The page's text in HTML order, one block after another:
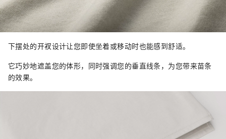
下摆处的开衩设计让您即使坐着或移动时也能感到舒适。
它巧妙地遮盖您的体形，同时强调您的垂直线条，为您带来苗条
的效果。